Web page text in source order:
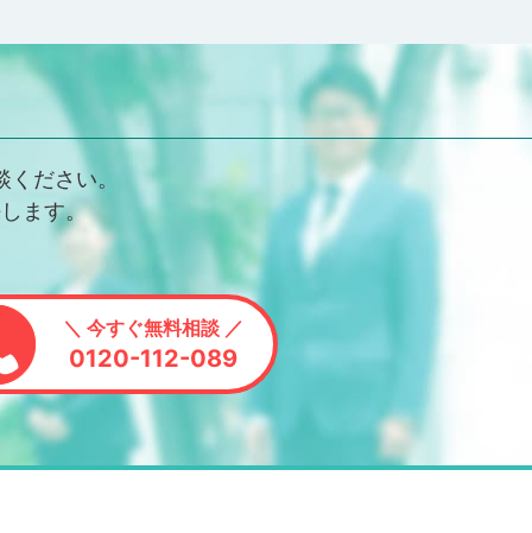
ださい。
ます。
＼ 今すぐ無料相談 ／
0120-112-089